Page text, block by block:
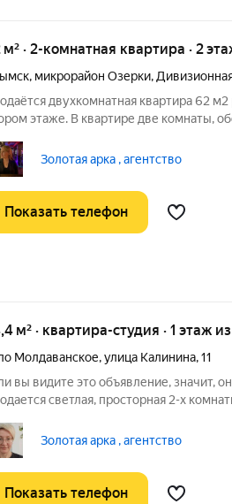
м² · 2-комнатная квартира · 2
, микрорайон Озерки,
двухкомнатная квартира 62
этаже. В квартире две комнаты,
отдельно. Частично остается
Золотая арка , агентство
Показать телефон
м² · квартира-студия · 1 этаж
Молдаванское,улица Калинина,11
вы видите это объявление, значит,
светлая, просторная 2-х
находится в центре населенного
в
Золотая арка , агентство
Показать телефон